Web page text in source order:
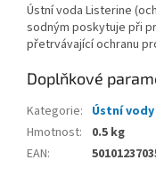
Ústní voda Listerine
sodným poskytuje při
přetrvávající ochranu
Doplňkové
Kategorie: Ústní vody
Hmotnost:
0.5 kg
EAN: